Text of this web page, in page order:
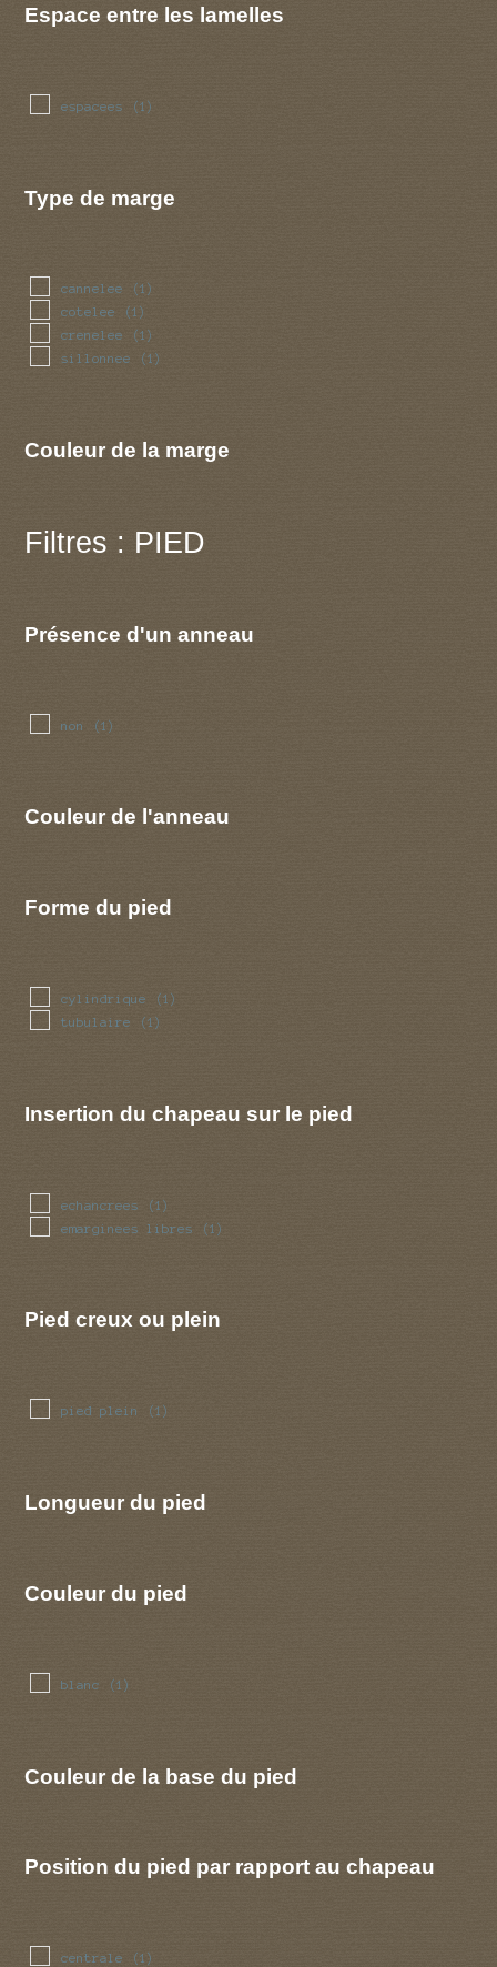
Espace entre les lamelles
espacees (1)
Type de marge
cannelee (1)
cotelee (1)
crenelee (1)
sillonnee (1)
Couleur de la marge
Filtres : PIED
Présence d'un anneau
non (1)
Couleur de l'anneau
Forme du pied
cylindrique (1)
tubulaire (1)
Insertion du chapeau sur le pied
echancrees (1)
emarginees libres (1)
Pied creux ou plein
pied plein (1)
Longueur du pied
Couleur du pied
blanc (1)
Couleur de la base du pied
Position du pied par rapport au chapeau
centrale (1)